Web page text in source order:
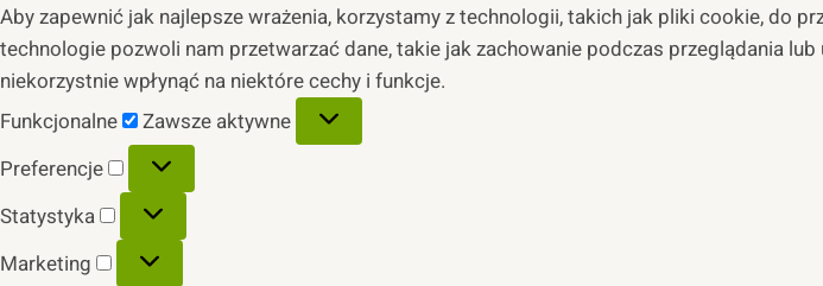
Aby zapewnić jak najlepsze wrażenia, korzystamy z technologii, takich jak pliki cookie, do
technologie pozwoli nam przetwarzać dane, takie jak zachowanie podczas przeglądania
niekorzystnie wpłynąć na niektóre cechy i funkcje.
Funkcjonalne
Funkcjonalne
Zawsze aktywne
Preferencje
Preferencje
Statystyka
Statystyka
Marketing
Marketing